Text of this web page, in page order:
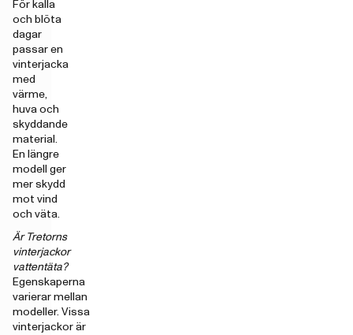
För kalla
och blöta
dagar
passar en
vinterjacka
med
värme,
huva och
skyddande
material.
En längre
modell ger
mer skydd
mot vind
och väta.
Är Tretorns
vinterjackor
vattentäta?
Egenskaperna
varierar mellan
modeller. Vissa
vinterjackor är